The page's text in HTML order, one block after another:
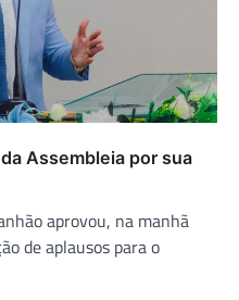
Assembleia por sua
aprovou, na manhã
de aplausos para o